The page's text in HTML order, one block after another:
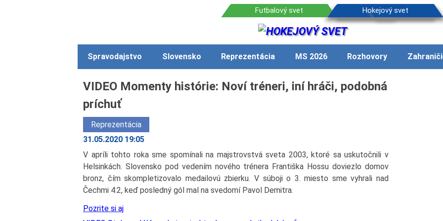
Spravodajstvo Slovensko Reprezentácia MS 2026 Rozhovory
VIDEO Momenty histórie: Noví tréneri, iní hráči, podobná
príchuť
Reprezentácia
31.05.2020 19:05
V apríli tohto roka sme spomínali na majstrovstvá sveta 2003, ktoré sa uskutočnili v
Helsinkách. Slovensko pod vedením nového trénera Františka Hossu doviezlo domov
bronz, čím skompletizovalo medailovú zbierku. V súboji o 3. miesto sme vyhrali nad
Čechmi 4:2, keď posledný gól mal na svedomí Pavol Demitra.
Pozrite si aj